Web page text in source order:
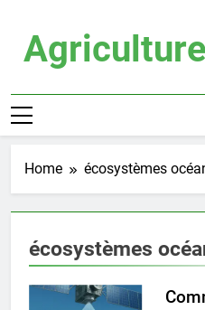
content
Home écosystèmes
écosystèmes